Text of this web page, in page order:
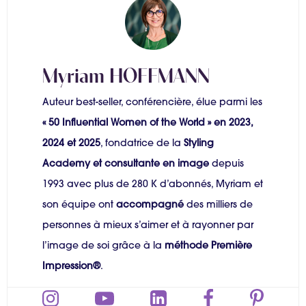
Myriam HOFFMANN
Auteur best-seller, conférencière, élue parmi les
« 50 Influential Women of the World » en 2023,
2024 et 2025, fondatrice de la Styling
Academy et consultante en imagedepuis
1993 avec plus de 280 K d’abonnés, Myriam et
son équipe ont accompagnédes milliers de
personnes à mieux s’aimer et à rayonner par
l’image de soi grâce à la méthode Première
Impression®.